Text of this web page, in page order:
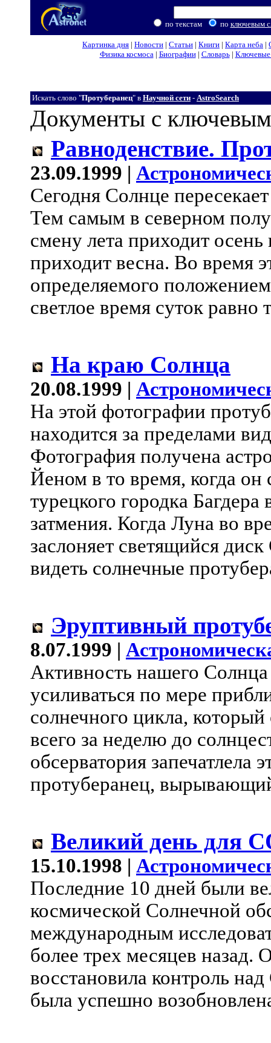
по текстам по ключевым
Картинка дня | Новости | Статьи | Книги | Карта неба |
Физика космоса| Биографии| Словарь| Ключевые
Искать слово "Протуберанец" в Научной сети - AstroSearch
Документы с
Равноденствие.
23.09.1999 |
Сегодня Солнце
Тем самым в северном
смену лета приходит
приходит весна. Во время
определяемого
светлое время суток равно
На краю Солнца
20.08.1999 |
На этой фотографии
находится за пределами
Фотография получена
Йеном в то время, когда он
турецкого городка
затмения. Когда Луна во
заслоняет светящийся
видеть солнечные
Эруптивный
8.07.1999 |
Активность нашего
усиливаться по мере
солнечного цикла,
всего за неделю до
обсерватория запечатлела
протуберанец,
Великий день для
15.10.1998 |
Последние 10 дней были
космической Солнечной
международным
более трех месяцев назад.
восстановила контроль
была успешно